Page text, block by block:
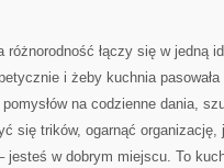
różnorodność łączy się w
i żeby kuchnia
pomysłów na codzienne dania,
się trików, ogarnąć
jesteś w dobrym miejscu. To